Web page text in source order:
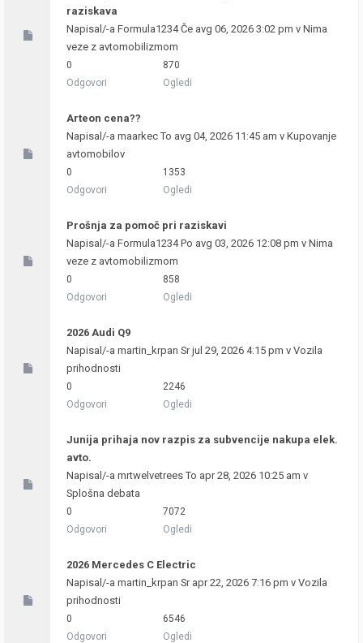
raziskava
Napisal/-a Formula1234Če avg 06, 2026 3:02 pm v Nima
veze z avtomobilizmom
0
Odgovori
870
Ogledi
Arteon cena??
Napisal/-a maarkecTo avg 04, 2026 11:45 am v Kupovanje
avtomobilov
0
Odgovori
1353
Ogledi
Prošnja za pomoč pri raziskavi
Napisal/-a Formula1234Po avg 03, 2026 12:08 pm v Nima
veze z avtomobilizmom
0
Odgovori
858
Ogledi
2026 Audi Q9
Napisal/-a martin_krpan Sr jul 29, 2026 4:15 pm v Vozila
prihodnosti
0
Odgovori
2246
Ogledi
Junija prihaja nov razpis za subvencije nakupa elek.
avto.
Napisal/-a mrtwelvetreesTo apr 28, 2026 10:25 am v
Splošna debata
0
Odgovori
7072
Ogledi
2026 Mercedes C Electric
Napisal/-a martin_krpan Sr apr 22, 2026 7:16 pm v Vozila
prihodnosti
0
Odgovori
6546
Ogledi